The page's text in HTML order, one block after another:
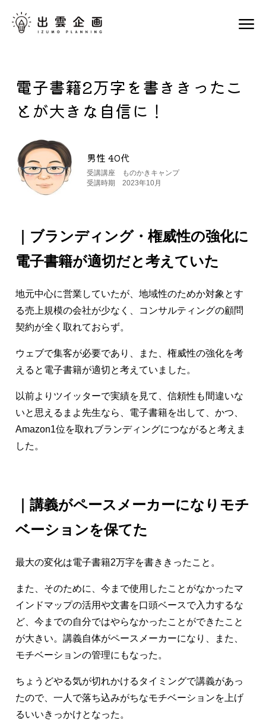
電子書籍2万字を書ききったこ
とが大きな自信に！
男性 40代
受講講座 ものかきキャンプ
受講時期 2023年10月
｜ブランディング・権威性の強化に
電子書籍が適切だと考えていた
地元中心に営業していたが、地域性のためか対象とす
る売上規模の会社が少なく、コンサルティングの顧問
契約が全く取れておらず。
ウェブで集客が必要であり、また、権威性の強化を考
えると電子書籍が適切と考えていました。
以前よりツイッターで実績を見て、信頼性も間違いな
いと思えるまよ先生なら、電子書籍を出して、かつ、
Amazon1位を取れブランディングにつながると考えま
した。
｜講義がペースメーカーになりモチ
ベーションを保てた
最大の変化は電子書籍2万字を書ききったこと。
また、そのために、今まで使用したことがなかったマ
インドマップの活用や文書を口頭ベースで入力するな
ど、今までの自分ではやらなかったことができたこと
が大きい。講義自体がペースメーカーになり、また、
モチベーションの管理にもなった。
ちょうどやる気が切れかけるタイミングで講義があっ
たので、一人で落ち込みがちなモチベーションを上げ
るいいきっかけとなった。